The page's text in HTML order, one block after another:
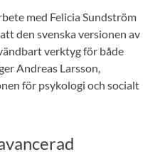
med Felicia Sundström
den svenska versionen av
verktyg för både
Andreas Larsson,
för psykologi och socialt